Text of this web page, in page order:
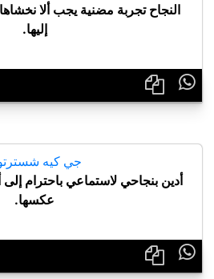
النجاح تجربة مضنية يجب ألا
إليها.

جي كيه
أدين بنجاحي لاستماعي باحترام إلى
عكسها.
